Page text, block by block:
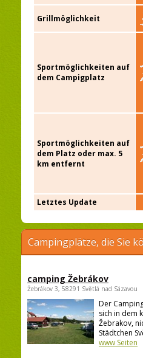
Grillmöglichkeit
Sportmöglichkeiten auf
dem Campigplatz
Sportmöglichkeiten auf
dem Platz oder max. 5
km entfernt
Letztes Update
Campingplätze, die Sie
camping Žebrákov
Žebrákov 3, 58291 Světlá nad Sázavou
Der
sich in dem
Žebrakov,
Städtchen
www Seiten